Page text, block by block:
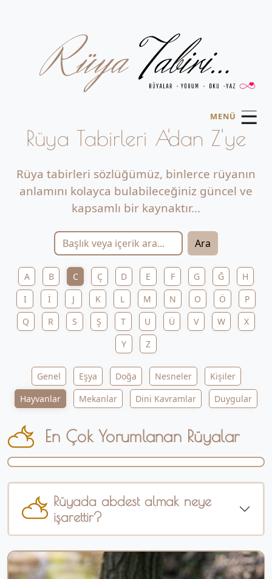
MENÜ ☰
Rüya Tabirleri A'dan Z'ye
Rüya tabirleri sözlüğümüz, binlerce rüyanın
anlamını kolayca bulabileceğiniz güncel ve
kapsamlı bir kaynaktır...
Ara
A B C Ç D E F G Ğ
H
I
İ J K L M N O Ö
P
Q
R S Ş T U Ü V W
X
Y
Z
Genel Eşya Doğa Nesneler
Kişiler
Hayvanlar
Mekanlar Dini Kavramlar Duygular
En Çok Yorumlanan Rüyalar
Rüyada abdest almak neye
işarettir?